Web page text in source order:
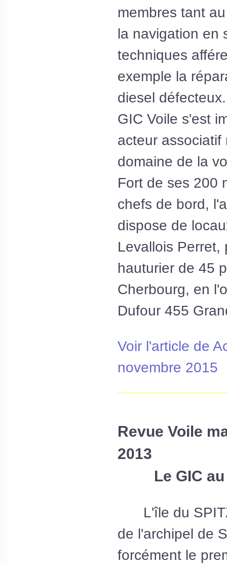
membres tant
la navigation en
techniques
exemple la
diesel
GIC Voile s'est
acteur
domaine de la
Fort de ses 200
chefs de bord,
dispose de
Levallois Perret,
hauturier de 45
Cherbourg, en
Dufour 455
Voir l'article de
novembre 2015
Revue Voile
2013
Le GIC au
L'île du
de l'archipel de
forcément le